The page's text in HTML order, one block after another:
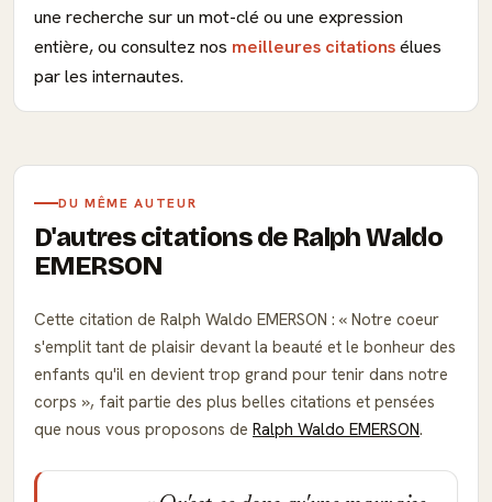
une recherche sur un mot-clé ou une expression
entière, ou consultez nos meilleures citationsélues
par les internautes.
DU MÊME AUTEUR
D'autres citations de Ralph Waldo
EMERSON
Cette citation de Ralph Waldo EMERSON :
Notre coeur
s'emplit tant de plaisir devant la beauté et le bonheur des
enfants qu'il en devient trop grand pour tenir dans notre
corps
, fait partie des plus belles citations et pensées
que nous vous proposons de Ralph Waldo EMERSON.